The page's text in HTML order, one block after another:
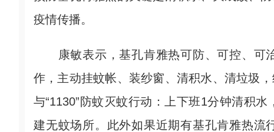
疫情传播。
康敏表示，基孔肯雅热可防、可控、可
作，主动挂蚊帐、装纱窗、清积水、清垃圾
与“1130”防蚊灭蚊行动：上下班1分钟清积
建无蚊场所。此外如果近期有基孔肯雅热流